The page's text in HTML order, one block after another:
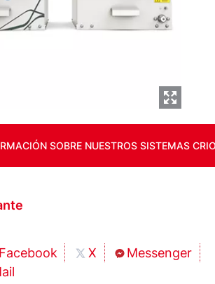
SOBRE NUESTROS SISTEMAS
Facebook X
Messenger